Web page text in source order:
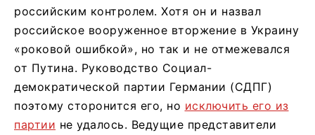
российским контролем. Хотя он и назвал
российское вооруженное вторжение в Украину
«роковой ошибкой», но так и не отмежевался
от Путина. Руководство Социал-
демократической партии Германии (СДПГ)
поэтому сторонится его, но исключить его из
партии не удалось. Ведущие представители